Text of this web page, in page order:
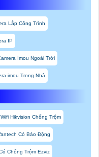
Lắp Công Trình
IP
Imou Ngoài Trời
imou Trong Nhà
Hikvision Chống Trộm
Có Báo Động
Chống Trộm Ezviz